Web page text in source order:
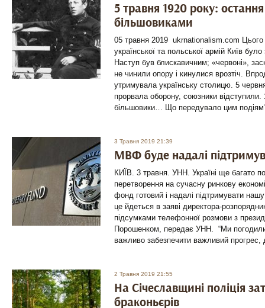
5 травня 1920 року:
більшовиками
05 травня 2019 ukrnationalism.com Цього
української та польської армій Київ
Наступ був блискавичним; «червоні»,
не чинили опору і кинулися врозтіч.
утримувала українську столицю. 5
прорвала оборону, союзники
більшовики… Що передувало цим
3 Травня 2019 21:39
МВФ буде надалі
КИЇВ. 3 травня. УНН. Україні ще багато
перетворення на сучасну ринкову
фонд готовий і надалі підтримувати
це йдеться в заяві директора-
підсумками телефонної розмови з
Порошенком, передає УНН. “Ми
важливо забезпечити важливий
2 Травня 2019 21:55
На Січеславщині поліція
браконьєрів